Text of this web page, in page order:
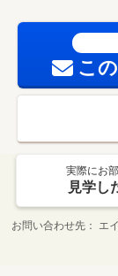
こ
実際にお
見学し
お問い合わせ先
エ